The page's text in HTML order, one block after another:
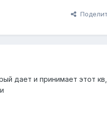
дает и принимает этот